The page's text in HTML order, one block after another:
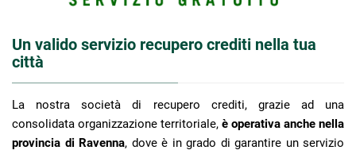
Un valido servizio recupero crediti nella tua
città
La nostra società di recupero crediti, grazie ad una
consolidata organizzazione territoriale, è operativa anche nella
provincia di Ravenna, dove è in grado di garantire un servizio